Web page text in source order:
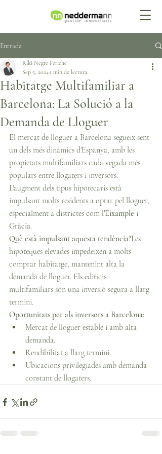
Entrada
Habitatge Multifamiliar a
Barcelona: La Solució a la
Demanda de Lloguer
Riki Negre Feriche
Sep 5, 2024 1 min de lectura
El mercat de lloguer a Barcelona segueix sent
un dels més dinàmics d'Espanya, amb les
propietats multifamiliars cada vegada més
populars entre llogaters i inversors.
L'augment dels tipus hipotecaris està
impulsant molts residents a optar pel lloguer,
especialment a districtes com l'Eixample i
Gràcia.
Què està impulsant aquesta tendència?Les
hipoteques elevades impedeixen a molts
comprar habitatge, mantenint alta la
demanda de lloguer. Els edificis
multifamiliars són una inversió segura a llarg
termini.
Oportunitats per als inversors a Barcelona:
Mercat de lloguer estable i amb alta
demanda.
Rendibilitat a llarg termini.
Ubicacions privilegiades amb demanda
constant de llogaters.